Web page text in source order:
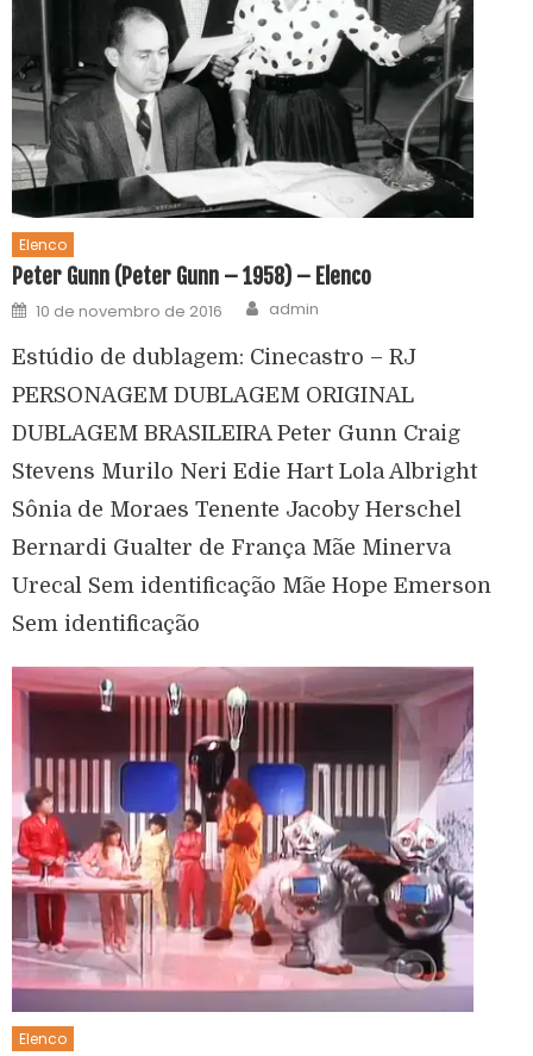
Elenco
Peter Gunn (Peter Gunn – 1958) – Elenco
10 de novembro de 2016 admin
Estúdio de dublagem: Cinecastro – RJ
PERSONAGEM DUBLAGEM ORIGINAL
DUBLAGEM BRASILEIRA Peter Gunn Craig
Stevens Murilo Neri Edie Hart Lola Albright
Sônia de Moraes Tenente Jacoby Herschel
Bernardi Gualter de França Mãe Minerva
Urecal Sem identificação Mãe Hope Emerson
Sem identificação
Elenco